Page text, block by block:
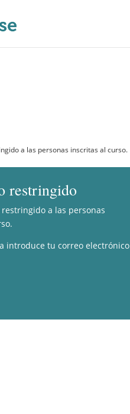
a las personas inscritas al curso.
restringido
restringido a las personas
introduce tu correo electrónico